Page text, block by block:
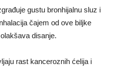
gustu bronhijalnu sluz i
čajem od ove biljke
disanje.
rast kanceroznih ćelija i